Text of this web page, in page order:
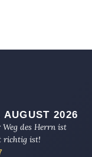
AUGUST 2026
Weg des Herrn ist
richtig ist!